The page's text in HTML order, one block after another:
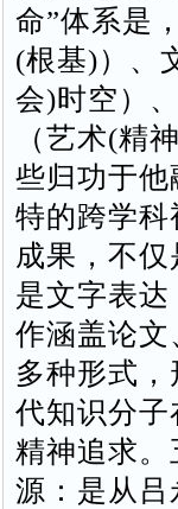
命”体系是
(根基)）、
会)时空）
（艺术(精
些归功于
特的跨学
成果，不
是文字表
作涵盖论
多种形式
代知识分
精神追求‌
源：是从